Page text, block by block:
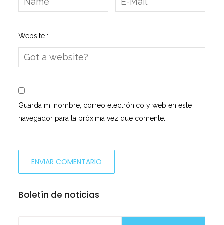
Website :
Guarda mi nombre, correo electrónico y web en este
navegador para la próxima vez que comente.
Boletín de noticias